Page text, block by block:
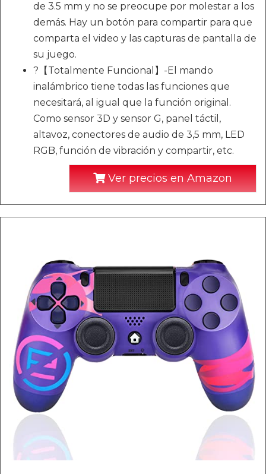
de 3.5 mm y no se preocupe por molestar a los
demás. Hay un botón para compartir para que
comparta el video y las capturas de pantalla de
su juego.
?【Totalmente Funcional】-El mando
inalámbrico tiene todas las funciones que
necesitará, al igual que la función original.
Como sensor 3D y sensor G, panel táctil,
altavoz, conectores de audio de 3,5 mm, LED
RGB, función de vibración y compartir, etc.
Ver precios en Amazon